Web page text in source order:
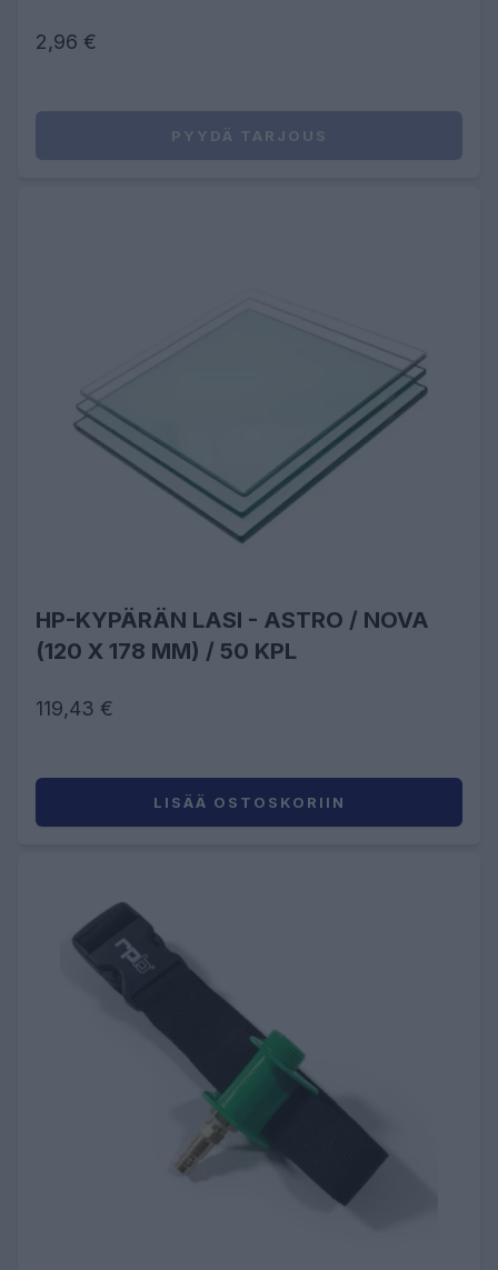
2,96 €
PYYDÄ TARJOUS
HP-KYPÄRÄN LASI - ASTRO / NOVA
(120 X 178 MM) / 50 KPL
119,43 €
LISÄÄ OSTOSKORIIN